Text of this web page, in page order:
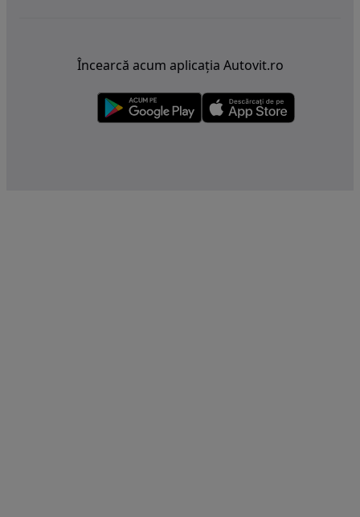
Încearcă acum aplicația Autovit.ro